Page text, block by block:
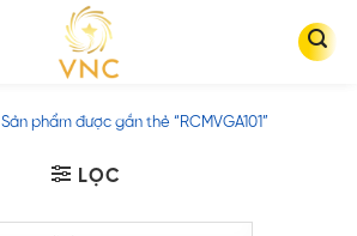
Sản phẩm được gắn thẻ “RCMVGA101”
LỌC